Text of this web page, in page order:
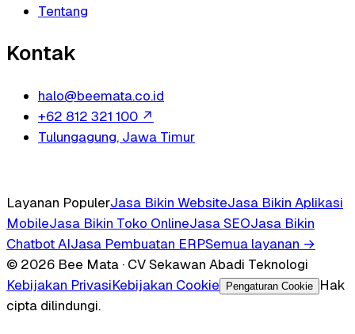
Tentang
Kontak
halo@beemata.co.id
+62 812 321 100 ↗
Tulungagung, Jawa Timur
Layanan PopulerJasa Bikin WebsiteJasa Bikin Aplikasi
MobileJasa Bikin Toko OnlineJasa SEOJasa Bikin
Chatbot AIJasa Pembuatan ERPSemua layanan →
© 2026 Bee Mata · CV Sekawan Abadi Teknologi
Kebijakan PrivasiKebijakan Cookie Pengaturan Cookie
Hak
cipta dilindungi.